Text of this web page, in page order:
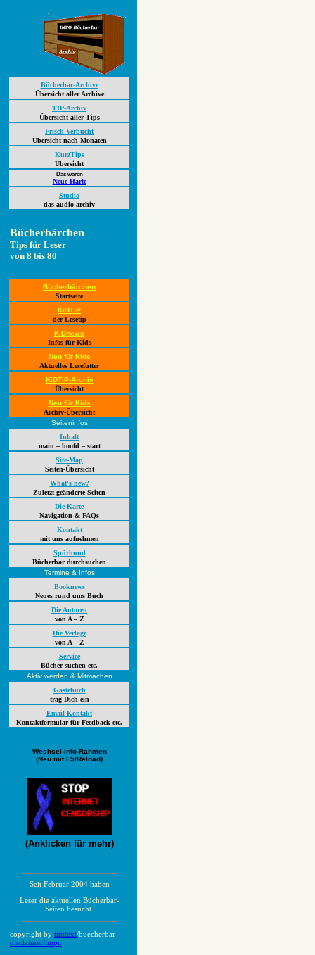
Bücherbar-Archive
Übersicht aller Archive
TIP-Archiv
Übersicht aller Tips
Frisch Verbucht
Übersicht nach Monaten
KurzTips
Übersicht
Das waren
Neue Harte
Studio
das audio-archiv
Bücherbärchen
Tips für Leser
von 8 bis 80
Bücherbärchen
Startseite
KiDTiP
der Lesetip
KiDnews
Infos für Kids
Neu für Kids
Aktuelles Lesefutter
KiDTiP-Archiv
Übersicht
Neu für Kids
Archiv-Übersicht
Seiteninfos
Inhalt
main – hoofd – start
Site-Map
Seiten-Übersicht
What's new?
Zuletzt geänderte Seiten
Die Karte
Navigation & FAQs
Kontakt
mit uns aufnehmen
Spürhund
Bücherbar durchsuchen
Termine & Infos
Booknews
Neues rund ums Buch
Die Autoren
von A – Z
Die Verlage
von A – Z
Service
Bücher suchen etc.
Aktiv werden & Mitmachen
Gästebuch
trag Dich ein
Email-Kontakt
Kontaktformular für Feedback etc.
Wechsel-Info-Rahmen
(Neu mit F5/Reload)
(Anklicken für mehr)
Seit Februar 2004 haben
Leser die aktuellen Bücherbar-
Seiten besucht.
copyright by timtext/buecherbar
disclaimer/impr.